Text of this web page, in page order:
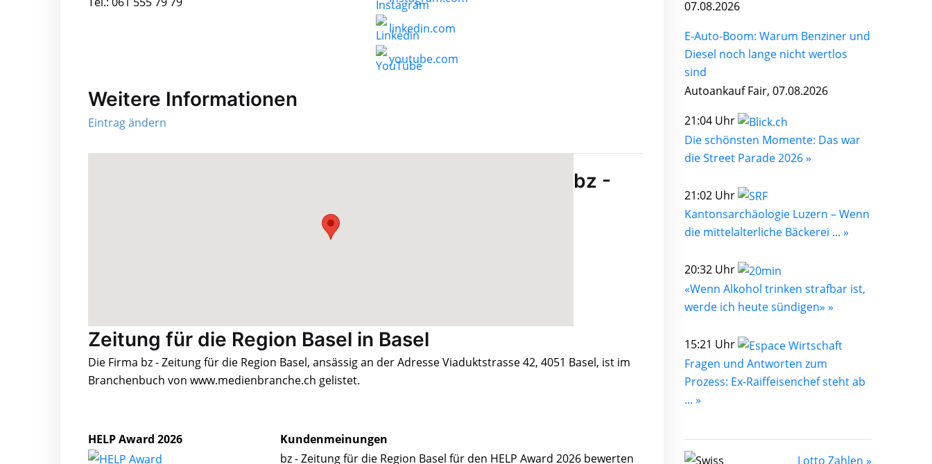
linkedin.com
youtube.com
Weitere Informationen
Eintrag ändern
bz -
Zeitung für die Region Basel in Basel
Die Firma bz - Zeitung für die Region Basel, ansässig an der Adresse Viaduktstrasse 42, 4051 Basel, ist im
Branchenbuch von www.medienbranche.ch gelistet.
HELP Award 2026
Kundenmeinungen
bz - Zeitung für die Region Basel für den HELP Award 2026 bewerten
07.08.2026
E-Auto-Boom: Warum Benziner und
Diesel noch lange nicht wertlos
sind
Autoankauf Fair, 07.08.2026
21:04 Uhr
Die schönsten Momente: Das war
die Street Parade 2026 »
21:02 Uhr
Kantonsarchäologie Luzern – Wenn
die mittelalterliche Bäckerei ... »
20:32 Uhr
«Wenn Alkohol trinken strafbar ist,
werde ich heute sündigen» »
15:21 Uhr
Fragen und Antworten zum
Prozess: Ex-Raiffeisenchef steht ab
... »
Lotto Zahlen »